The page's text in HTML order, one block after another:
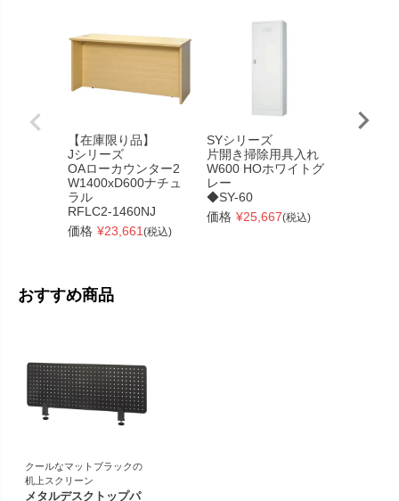
【在庫限り品】
Jシリーズ
OAローカウンター2
W1400xD600ナチュ
ラル
RFLC2-1460NJ
価格 ¥23,661 (税込)
SYシリーズ
片開き掃除用具入れ
W600 HOホワイトグ
レー
◆SY-60
価格 ¥25,667(税込)
おすすめ商品
クールなマットブラックの
机上スクリーン
メタルデスクトップパ